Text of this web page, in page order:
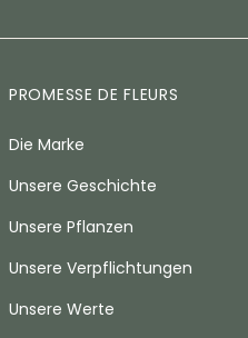
PROMESSE DE FLEURS
Die Marke
Unsere Geschichte
Unsere Pflanzen
Unsere Verpflichtungen
Unsere Werte